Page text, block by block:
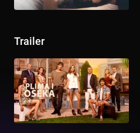
Trailer